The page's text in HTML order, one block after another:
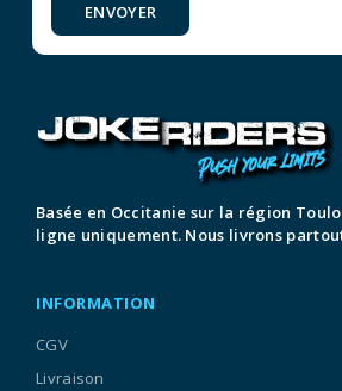
ENVOYER
Basée en Occitanie sur la région
ligne uniquement. Nous livrons
INFORMATION
CGV
Livraison